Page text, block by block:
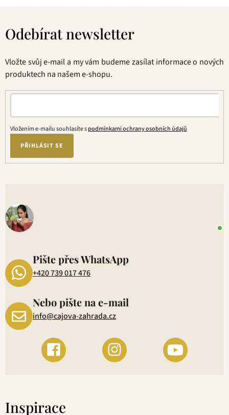
Odebírat newsletter
Vložte svůj e-mail a my vám budeme zasílat informace o nových
produktech na našem e-shopu.
Vložením e-mailu souhlasíte spodmínkami ochrany osobních údajů
PŘIHLÁSIT SE
Pište přes WhatsApp
+420 739 017 476
Nebo pište na e-mail
info@cajova-zahrada.cz
Inspirace